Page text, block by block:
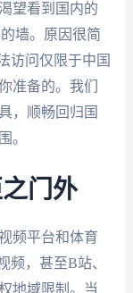
望看到国内的
墙。原因很简
访问仅限于中国
准备的。我们
，顺畅回归国
。
门外
频平台和体育
频，甚至B站、
地域限制。当